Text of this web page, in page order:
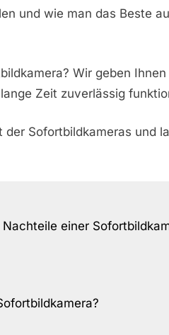
und wie man das Beste
Wir geben
Zeit zuverlässig
der Sofortbildkameras und
einer